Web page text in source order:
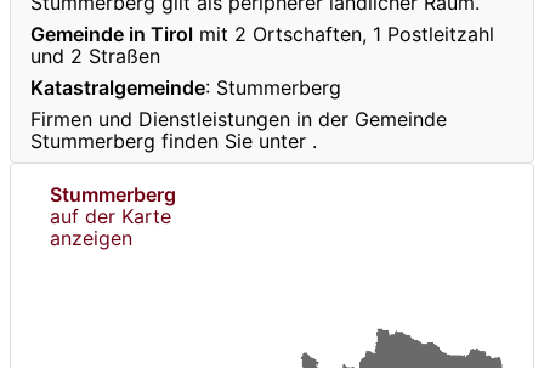
Gemeinde in Tirol mit 2 Ortschaften, 1 Postleitzahl
und 2 Straßen
Katastralgemeinde: Stummerberg
Firmen und Dienstleistungen in der Gemeinde
Stummerberg finden Sie unter .
Stummerberg
auf der Karte
anzeigen